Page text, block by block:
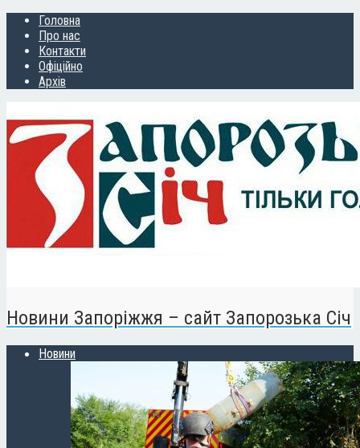
Головна
Про нас
Контакти
Офіційно
Архів
Новини Запоріжжя – сайт Запорозька Січ
Новини